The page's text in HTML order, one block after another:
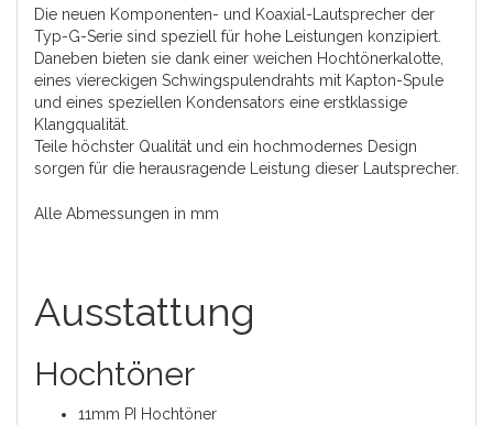
Die neuen Komponenten- und Koaxial-Lautsprecher der
Typ-G-Serie sind speziell für hohe Leistungen konzipiert.
Daneben bieten sie dank einer weichen Hochtönerkalotte,
eines viereckigen Schwingspulendrahts mit Kapton-Spule
und eines speziellen Kondensators eine erstklassige
Klangqualität.
Teile höchster Qualität und ein hochmodernes Design
sorgen für die herausragende Leistung dieser Lautsprecher.
Alle Abmessungen in mm
Ausstattung
Hochtöner
11mm PI Hochtöner